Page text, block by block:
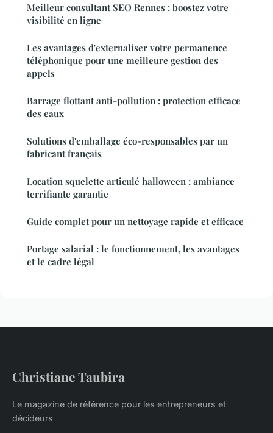
Meilleur consultant SEO Rennes : boostez votre
visibilité en ligne
Les avantages d'externaliser votre permanence
téléphonique pour une meilleure gestion des
appels
Barrage flottant anti-pollution : protection efficace
des eaux
Solutions d'emballage éco-responsables par un
fabricant français
Location squelette articulé halloween : ambiance
terrifiante garantie
Guide complet pour un nettoyage rapide et efficace
Portage salarial : le fonctionnement, les avantages
et le cadre légal
Christiane Taubira
Le magazine de référence pour les entrepreneurs et
décideurs